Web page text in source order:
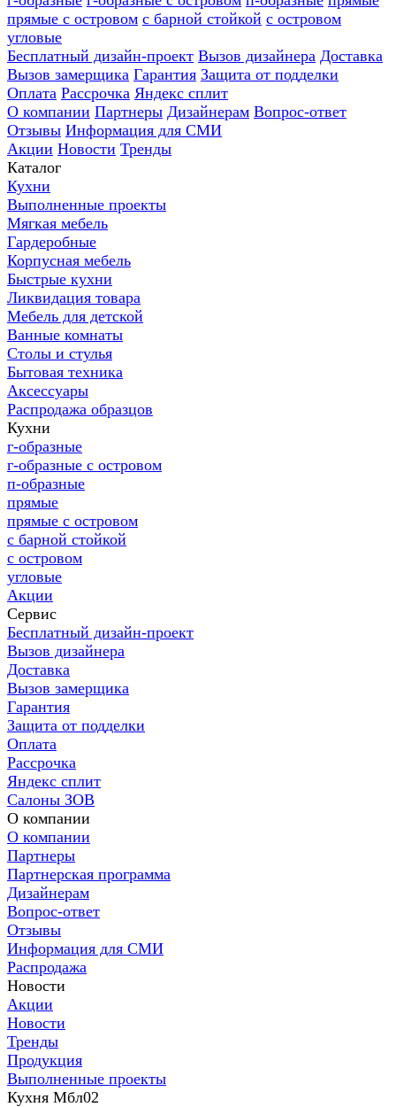
прямые с островом с барной стойкой с островом
угловые
Бесплатный дизайн-проект Вызов дизайнера Доставка
Вызов замерщика Гарантия Защита от подделки
Оплата Рассрочка Яндекс сплит
О компании Партнеры Дизайнерам Вопрос-ответ
Отзывы Информация для СМИ
Акции Новости Тренды
Каталог
Кухни
Выполненные проекты
Мягкая мебель
Гардеробные
Корпусная мебель
Быстрые кухни
Ликвидация товара
Мебель для детской
Ванные комнаты
Столы и стулья
Бытовая техника
Аксессуары
Распродажа образцов
Кухни
г-образные
г-образные с островом
п-образные
прямые
прямые с островом
с барной стойкой
с островом
угловые
Акции
Сервис
Бесплатный дизайн-проект
Вызов дизайнера
Доставка
Вызов замерщика
Гарантия
Защита от подделки
Оплата
Рассрочка
Яндекс сплит
Салоны ЗОВ
О компании
О компании
Партнеры
Партнерская программа
Дизайнерам
Вопрос-ответ
Отзывы
Информация для СМИ
Распродажа
Новости
Акции
Новости
Тренды
Продукция
Выполненные проекты
Кухня Мбл02